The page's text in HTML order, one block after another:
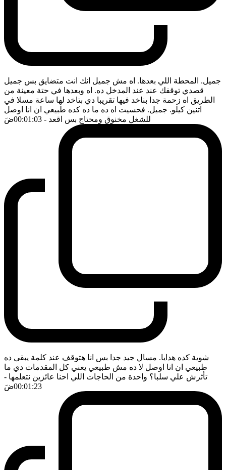
جميل. المحطة اللي بعدها. اه مش جميل انك انت متضايق بس جميل
قصدي توقفك عند عند المدخل ده. اه وبعدها في حتة معينة من
الطريق اه زحمة جدا بناخد فيها تقريبا دي بتاخد لها ساعة مسلا في
اتنين كيلو. جميل. فحسيت اه ده ما ده كده طبيعي ان انا اوصل
للشغل مخنوق ومحتاج بس اقعد - 00:01:03 ضَ
شوية كده هدايا. مسال جيد جدا بس انا هتوقف عند كلمة يبقى ده
طبيعي ان انا اوصل لا ده مش طبيعي يعني كل المقدمات دي ما
تأثرش علي سلبا؟ واحدة من الحاجات اللي احنا عائزين نتعلمها -
00:01:23ضَ